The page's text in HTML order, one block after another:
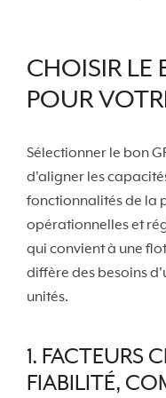
CHOISIR LE
POUR
Sélectionner le bon
d'aligner les
fonctionnalités de la
opérationnelles et
qui convient à une
diffère des besoins
unités.
1. FACTEURS
FIABILITÉ,